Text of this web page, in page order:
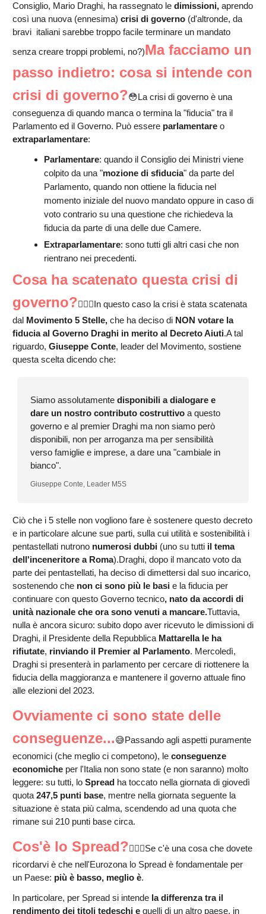
Consiglio, Mario Draghi, ha rassegnato le dimissioni, aprendo
così una nuova (ennesima) crisi di governo (d'altronde, da
bravi italiani sarebbe troppo facile terminare un mandato
senza creare troppi problemi, no?)Ma facciamo un
passo indietro: cosa si intende con
crisi di governo?😳La crisi di governo è una
conseguenza di quando manca o termina la "fiducia" tra il
Parlamento ed il Governo. Può essere parlamentare o
extraparlamentare:
Parlamentare: quando il Consiglio dei Ministri viene
colpito da una "mozione di sfiducia" da parte del
Parlamento, quando non ottiene la fiducia nel
momento iniziale del nuovo mandato oppure in caso di
voto contrario su una questione che richiedeva la
fiducia da parte di una delle due Camere.
Extraparlamentare: sono tutti gli altri casi che non
rientrano nei precedenti.
Cosa ha scatenato questa crisi di
governo?🤦🏻‍♂️In questo caso la crisi è stata scatenata
dal Movimento 5 Stelle, che ha deciso di NON votare la
fiducia al Governo Draghi in merito al Decreto Aiuti.A tal
riguardo, Giuseppe Conte, leader del Movimento, sostiene
questa scelta dicendo che:
Siamo assolutamente disponibili a dialogare e
dare un nostro contributo costruttivo a questo
governo e al premier Draghi ma non siamo però
disponibili, non per arroganza ma per sensibilità
verso famiglie e imprese, a dare una "cambiale in
bianco".
Giuseppe Conte, Leader M5S
Ciò che i 5 stelle non vogliono fare è sostenere questo decreto
e in particolare alcune sue parti, sulla cui utilità e sostenibilità i
pentastellati nutrono numerosi dubbi (uno su tutti il tema
dell'inceneritore a Roma).Draghi, dopo il mancato voto da
parte dei pentastellati, ha deciso di dimettersi dal suo incarico,
sostenendo che non ci sono più le basi e la fiducia per
continuare con questo Governo tecnico, nato da accordi di
unità nazionale che ora sono venuti a mancare.Tuttavia,
nulla è ancora sicuro: subito dopo aver ricevuto le dimissioni di
Draghi, il Presidente della Repubblica Mattarella le ha
rifiutate, rinviando il Premier al Parlamento. Mercoledì,
Draghi si presenterà in parlamento per cercare di riottenere la
fiducia della maggioranza e mantenere il governo attuale fino
alle elezioni del 2023.
Ovviamente ci sono state delle
conseguenze...😅Passando agli aspetti puramente
economici (che meglio ci competono), le conseguenze
economiche per l'Italia non sono state (e non saranno) molto
leggere: su tutti, lo Spread ha toccato nella giornata di giovedì
quota 247,5 punti base, mentre nella giornata seguente la
situazione è stata più calma, scendendo ad una quota che
rimane sui 210 punti base circa.
Cos'è lo Spread?🤷🏻‍♂️Se c'è una cosa che dovete
ricordarvi è che nell'Eurozona lo Spread è fondamentale per
un Paese: più è basso, meglio è.
In particolare, per Spread si intende la differenza tra il
rendimento dei titoli tedeschi e quelli di un altro paese, in